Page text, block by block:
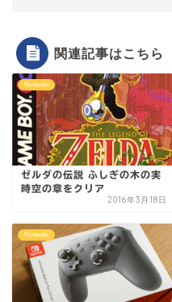
関連記事はこちら
Nintendo
ゼルダの伝説 ふしぎの木の実
時空の章をクリア
2016年3月18日
Nintendo